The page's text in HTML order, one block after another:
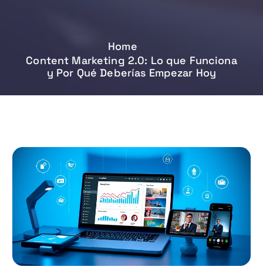
Home
Content Marketing 2.0: Lo que Funciona
y Por Qué Deberías Empezar Hoy